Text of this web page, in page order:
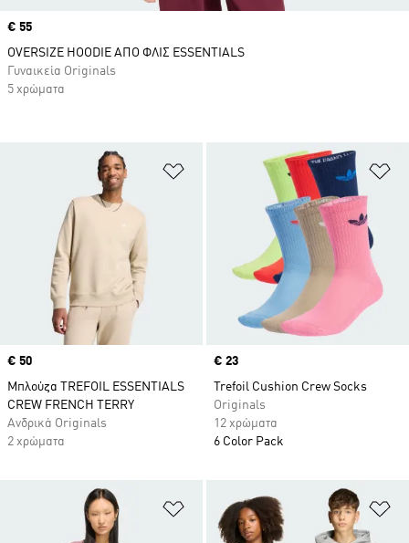
Προσθήκη στη Λίστα Επιθυμιών
Price
€ 50
Μπλούζα TREFOIL ESSENTIALS
CREW FRENCH TERRY
Ανδρικά Originals
2 χρώματα
Price
€ 23
Trefoil Cushion Crew Socks
Originals
12 χρώματα
6 Color Pack
Προσθήκη στη Λίστα Επιθυμιών
Price
€ 55
OVERSIZE HOODIE ΑΠΟ ΦΛΙΣ ESSENTIALS
Γυναικεία Originals
5 χρώματα